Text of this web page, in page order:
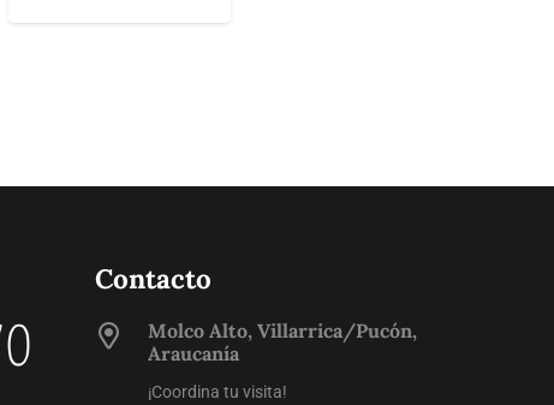
Contacto
Molco Alto, Villarrica/Pucón,
Araucanía
¡Coordina tu visita!